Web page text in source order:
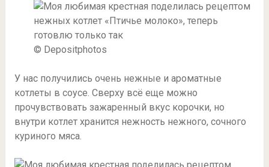
© Depositphotos
У нас получились очень нежные и ароматные
котлеты в соусе. Сверху всё еще можно
прочувствовать зажаренный вкус корочки, но
внутри котлет хранится нежность нежного, сочного
куриного мяса.